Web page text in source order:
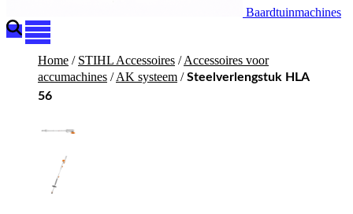
Baardtuinmachines
Home / STIHL Accessoires /Accessoires voor
accumachines /AK systeem /Steelverlengstuk HLA
56